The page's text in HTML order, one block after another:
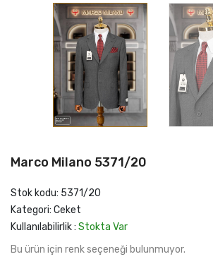
Marco Milano 5371/20
Stok kodu: 5371/20
Kategori: Ceket
Kullanılabilirlik : Stokta Var
Bu ürün için renk seçeneği bulunmuyor.